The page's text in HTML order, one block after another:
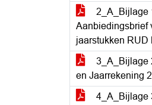
2_A_Bijlage
Aanbiedingsbrief
jaarstukken RUD
3_A_Bijlage
en Jaarrekening
4_A_Bijlage